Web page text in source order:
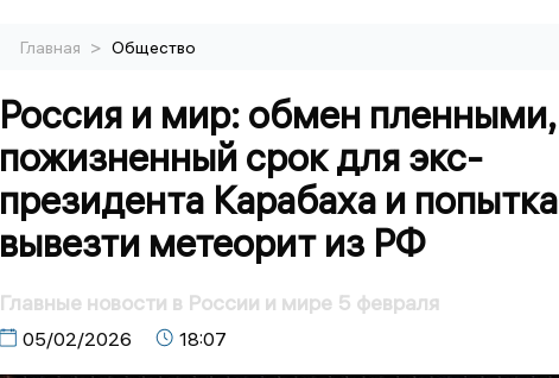
Главная > Общество
Россия и мир: обмен пленными,
пожизненный срок для экс-
президента Карабаха и попытка
вывезти метеорит из РФ
Главные новости в России и мире 5 февраля
05/02/2026 18:07